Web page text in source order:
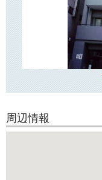
周辺情報